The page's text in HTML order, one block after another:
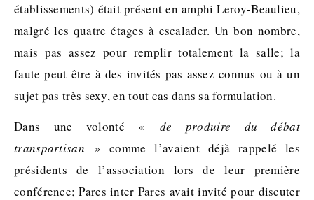
établissements) était présent en amphi Leroy-Beaulieu,
malgré les quatre étages à escalader. Un bon nombre,
mais pas assez pour remplir totalement la salle; la
faute peut être à des invités pas assez connus ou à un
sujet pas très sexy, en tout cas dans sa formulation.
Dans une volonté « de produire du débat
transpartisan » comme l’avaient déjà rappelé les
présidents de l’association lors de leur première
conférence; Pares inter Pares avait invité pour discuter